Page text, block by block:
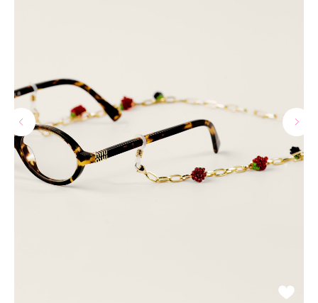
МАГАЗИНЫ
Потрогать, примерить,
ВЛЮБИТЬСЯ И КУПИТЬ
наш бренд вы можете по адресу